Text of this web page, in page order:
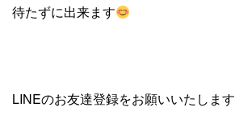
待たずに出来ます
LINEのお友達登録をお願いいたします